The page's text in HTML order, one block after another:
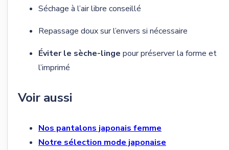
Séchage à l’air libre conseillé
Repassage doux sur l’envers si nécessaire
Éviter le sèche-linge pour préserver la forme et
l’imprimé
Voir aussi
Nos pantalons japonais femme
Notre sélection mode japonaise